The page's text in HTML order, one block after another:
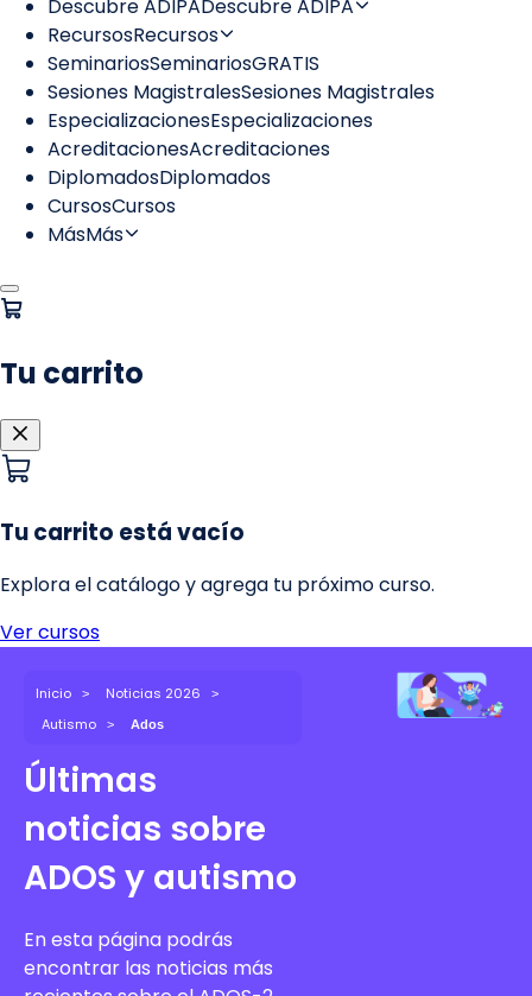
Inicio
Noticias 2026
Autismo
Ados
Últimas
noticias sobre
ADOS y autismo
En esta página podrás
encontrar las noticias más